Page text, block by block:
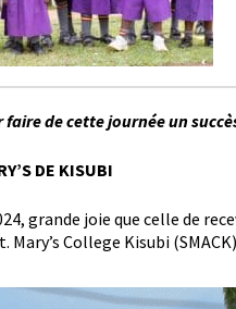
de cette journée un
DE KISUBI
grande joie que celle de
Mary’s College Kisubi